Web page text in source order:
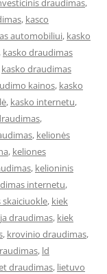
draudimas,
, kasco
automobiliui, kasko
, kasko draudimas
kasko draudimas
kainos, kasko
, kasko internetu,
,
, kelionės
, keliones
, kelioninis
internetu,
, kiek
draudimas, kiek
, krovinio draudimas,
, ld
draudimas, lietuvo